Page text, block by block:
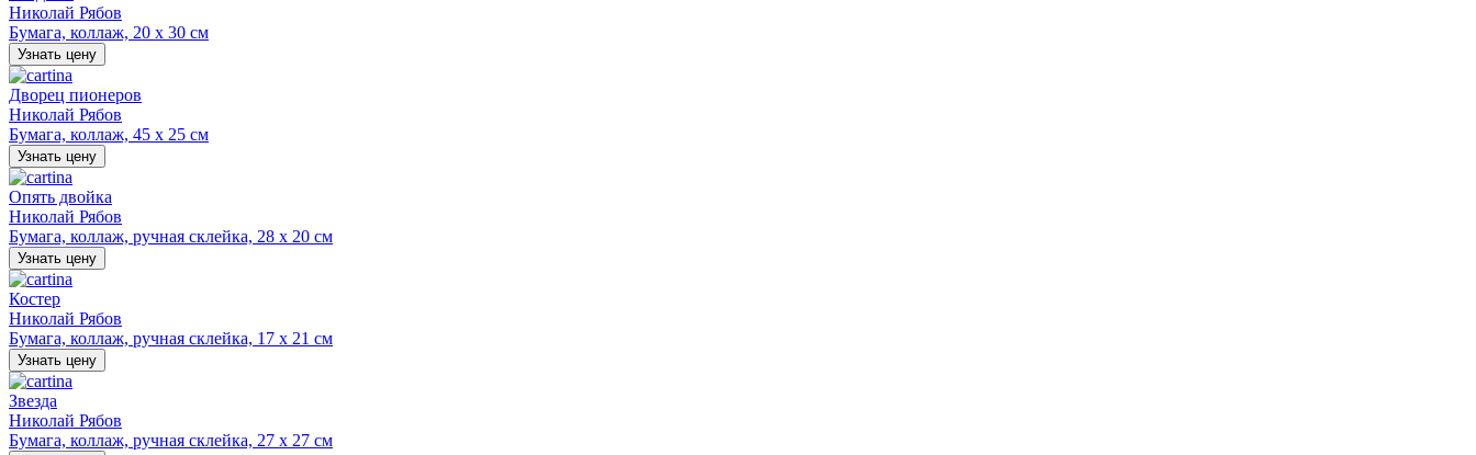
Николай Рябов
Бумага, коллаж, 20 х 30 см
Узнать цену
Дворец пионеров
Николай Рябов
Бумага, коллаж, 45 х 25 см
Узнать цену
Опять двойка
Николай Рябов
Бумага, коллаж, ручная склейка, 28 х 20 см
Узнать цену
Костер
Николай Рябов
Бумага, коллаж, ручная склейка, 17 х 21 см
Узнать цену
Звезда
Николай Рябов
Бумага, коллаж, ручная склейка, 27 х 27 см